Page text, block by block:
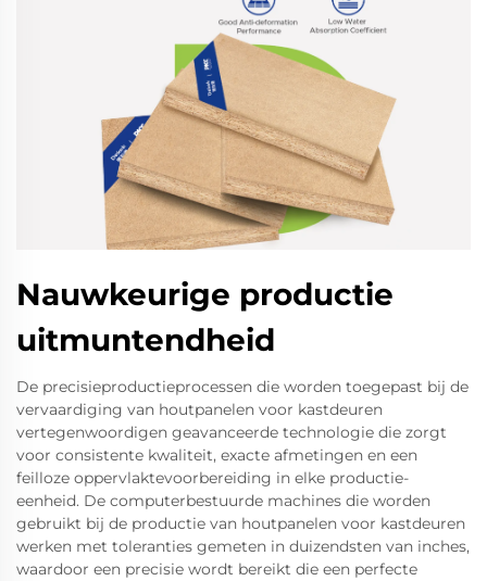
Nauwkeurige productie
uitmuntendheid
De precisieproductieprocessen die worden toegepast bij de
vervaardiging van houtpanelen voor kastdeuren
vertegenwoordigen geavanceerde technologie die zorgt
voor consistente kwaliteit, exacte afmetingen en een
feilloze oppervlaktevoorbereiding in elke productie-
eenheid. De computerbestuurde machines die worden
gebruikt bij de productie van houtpanelen voor kastdeuren
werken met toleranties gemeten in duizendsten van inches,
waardoor een precisie wordt bereikt die een perfecte